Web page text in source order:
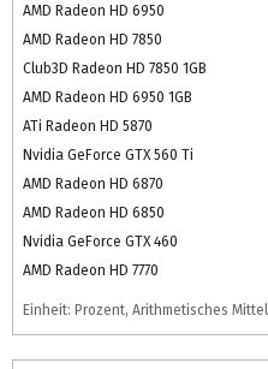
AMD Radeon HD 6950
AMD Radeon HD 7850
Club3D Radeon HD 7850 1GB
AMD Radeon HD 6950 1GB
ATi Radeon HD 5870
Nvidia GeForce GTX 560 Ti
AMD Radeon HD 6870
AMD Radeon HD 6850
Nvidia GeForce GTX 460
AMD Radeon HD 7770
Einheit: Prozent, Arithmetisches Mittel